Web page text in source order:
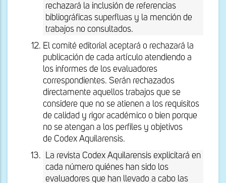
rechazará la inclusión de referencias
bibliográficas superfluas y la mención de
trabajos no consultados.
El comité editorial aceptará o rechazará la
publicación de cada artículo atendiendo a
los informes de los evaluadores
correspondientes. Serán rechazados
directamente aquellos trabajos que se
considere que no se atienen a los requisitos
de calidad y rigor académico o bien porque
no se atengan a los perfiles y objetivos
de Codex Aquilarensis.
La revista Codex Aquilarensis explicitará en
cada número quiénes han sido los
evaluadores que han llevado a cabo las